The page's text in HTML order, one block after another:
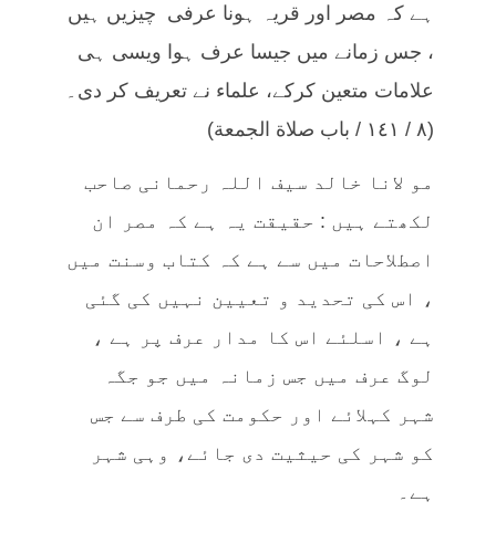
ہے کہ مصر اور قریہ ہونا عرفی چیزیں ہیں
، جس زمانے میں جیسا عرف ہوا ویسی ہی
علامات متعین کرکے، علماء نے تعریف کر دی۔
(٨ / ١٤١ / باب صلاة الجمعة)
مو لانا خالد سیف اللہ رحمانی صاحب
لکھتے ہیں : حقیقت یہ ہے کہ مصر ان
اصطلاحات میں سے ہے کہ کتاب وسنت میں
، اس کی تحدید و تعیین نہیں کی گئی
ہے ، اسلئے اس کا مدار عرف پر ہے ،
لوگ عرف میں جس زمانہ میں جو جگہ
شہر کہلائے اور حکومت کی طرف سے جس
کو شہر کی حیثیت دی جائے، وہی شہر
ہے۔